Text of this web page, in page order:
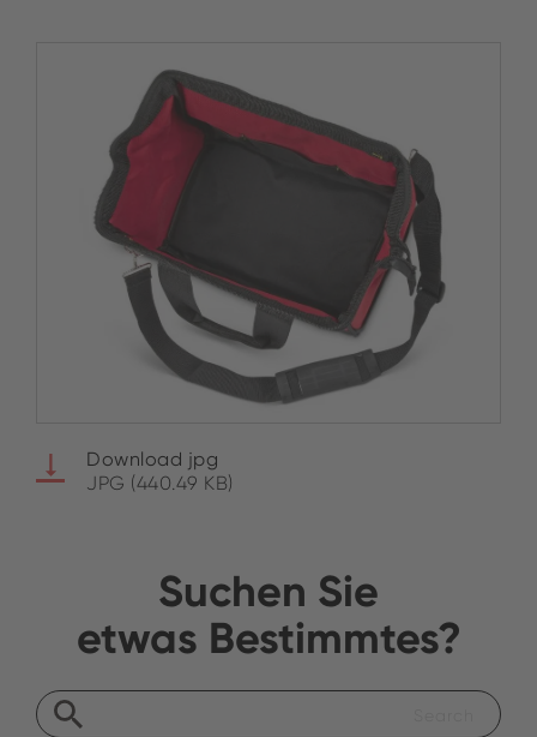
Download jpg
JPG (440.49 KB)
Suchen Sie
etwas Bestimmtes?